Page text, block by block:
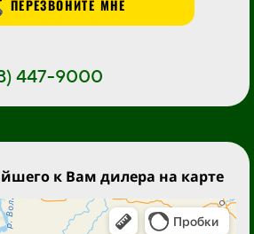
ПЕРЕЗВОНИТЕ МНЕ
447-9000
к Вам дилера на карте